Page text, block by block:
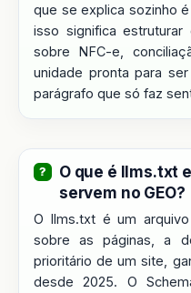
que se explica sozinho
isso significa estruturar
sobre NFC-e,
unidade pronta para
parágrafo que só faz
O que é llms.txt
servem no GEO?
O llms.txt é um
sobre as páginas, a
prioritário de um site,
desde 2025. O